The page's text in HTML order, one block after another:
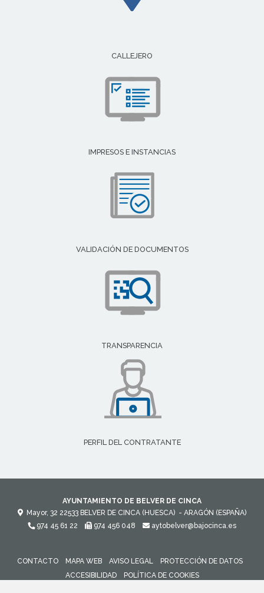
CALLEJERO
IMPRESOS E INSTANCIAS
VALIDACIÓN DE DOCUMENTOS
TRANSPARENCIA
PERFIL DEL CONTRATANTE
AYUNTAMIENTO DE BELVER DE CINCA
Mayor, 32 22533 BELVER DE CINCA (HUESCA) - ARAGÓN (ESPAÑA)
974 45 61 22
974 456 048 aytobelver@bajocinca.es
CONTACTO MAPA WEB AVISO LEGAL
PROTECCIÓN DE DATOS
ACCESIBILIDAD
POLÍTICA DE COOKIES